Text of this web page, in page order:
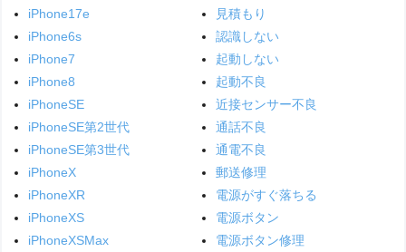
iPhone17e
iPhone6s
iPhone7
iPhone8
iPhoneSE
iPhoneSE第2世代
iPhoneSE第3世代
iPhoneX
iPhoneXR
iPhoneXS
iPhoneXSMax
見積もり
認識しない
起動しない
起動不良
近接センサー不良
通話不良
通電不良
郵送修理
電源がすぐ落ちる
電源ボタン
電源ボタン修理